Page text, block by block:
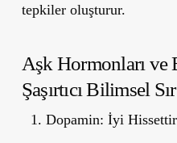
tepkiler oluşturur.
Aşk Hormonları ve
Şaşırtıcı Bilimsel Sır
Dopamin: İyi